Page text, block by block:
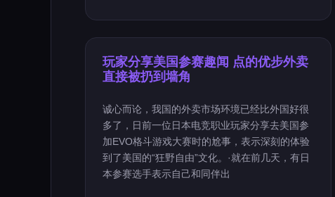
玩家分享美国参赛趣闻 点的优步外卖
直接被扔到墙角
诚心而论，我国的外卖市场环境已经比外国好很
多了，日前一位日本电竞职业玩家分享去美国参
加EVO格斗游戏大赛时的尬事，表示深刻的体验
到了美国的“狂野自由”文化。·就在前几天，有日
本参赛选手表示自己和同伴出